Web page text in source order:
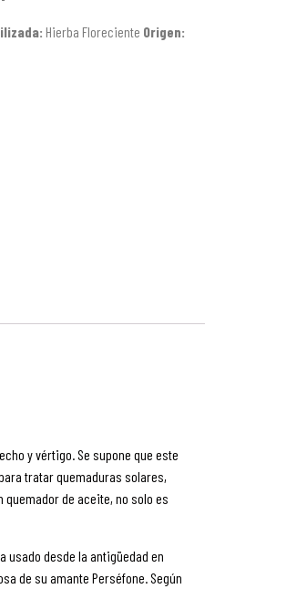
Hierba Floreciente Origen:
y vértigo. Se supone que este
tratar quemaduras solares,
de aceite, no solo es
usado desde la antigüedad en
de su amante Perséfone. Según